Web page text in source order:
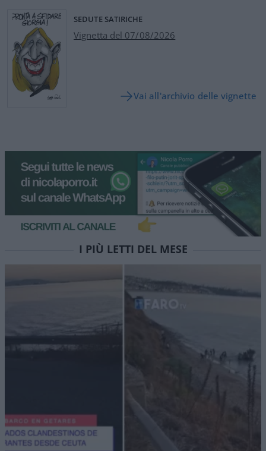
SEDUTE SATIRICHE
Vignetta del 07/08/2026
Vai all'archivio delle vignette
I PIÙ LETTI DEL MESE